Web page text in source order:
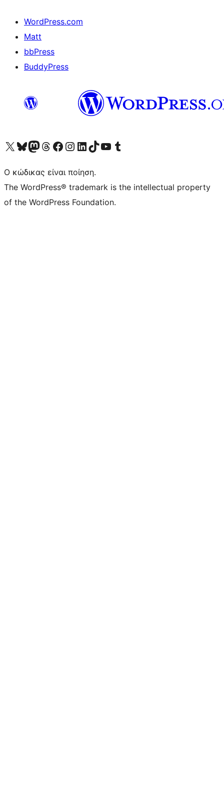
WordPress.com
Matt
bbPress
BuddyPress
Visit our X (formerly Twitter) account
Visit our Bluesky account
Επισκεφθείτε τον λογαριασμό μας στο Mastodon
Visit our Threads account
Επισκεφτείτε τη σελίδα μας στο Facebook
Επισκεφθείτε τον λογαριασμό μας Instagram
Επισκεφθείτε τον λογαριασμό μας LinkedIn
Visit our TikTok account
Visit our YouTube channel
Visit our Tumblr account
Ο κώδικας είναι ποίηση.
The WordPress® trademark is the intellectual property
of the WordPress Foundation.